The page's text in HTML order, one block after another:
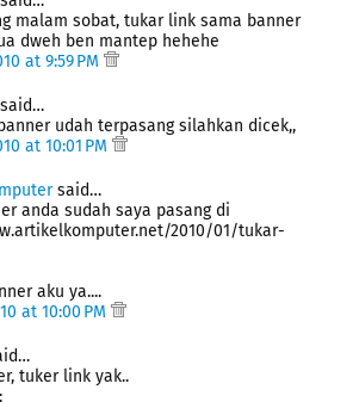
malam sobat, tukar link sama banner
dweh ben mantep hehehe
at 9:59 PM
said…
udah terpasang silahkan dicek,,
at 10:01 PM
said…
anda sudah saya pasang di
2010/01/tukar-
aku ya....
at 10:00 PM
tuker link yak..